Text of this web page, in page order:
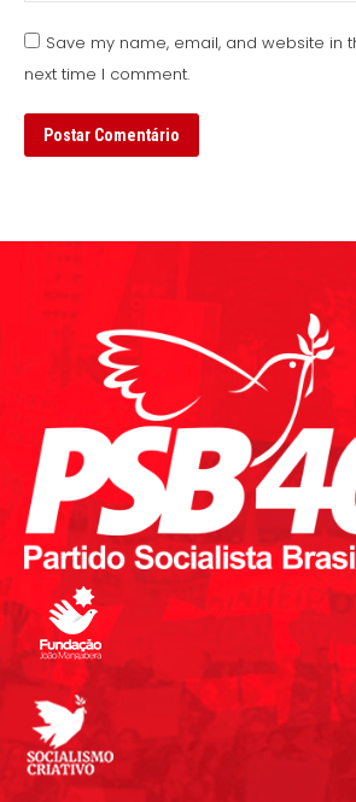
Save my name, email, and website in
next time I comment.
Postar Comentário